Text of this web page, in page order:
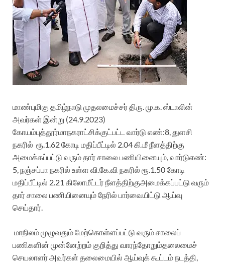
மாண்புமிகு தமிழ்நாடு முதலமைச்சர்திரு மு க ஸ்டாலின்
அவர்கள் இன்று (24.9.2023)
கோயம்புத்தூர்மாநகராட்சிக்குட்பட்ட வார்டு எண்:8, துளசி
நகரில் ரூ .1.62கோடி மதிப்பீட்டில் 2.04கி மீநீளத்திற்கு
அமைக்கப்பட்டு வரும்தார்சாலை பணியினையும் வார்டுஎண்:
5, நஞ்சப்பாநகரில் உள்ள வி கேவி நகரில் ரூ .1.50கோடி
மதிப்பீட்டில் 2.21 கிலோமீட்டர்நீளத்திற்குஅமைக்கப்பட்டு வரும்
தார்சாலை பணியினையும்நேரில் பார்வையிட்டு ஆய்வு
செய்தார்
மாநிலம்முழுவதும்மேற்கொள்ளப்பட்டு வரும்சாலைப்
பணிகளின் முன்னேற்றம்குறித்து வாரந்தோறும்தலைமைச்
செயலாளர்அவர்கள் தலைமையில் ஆய்வுக்கூட்டம்நடத்தி